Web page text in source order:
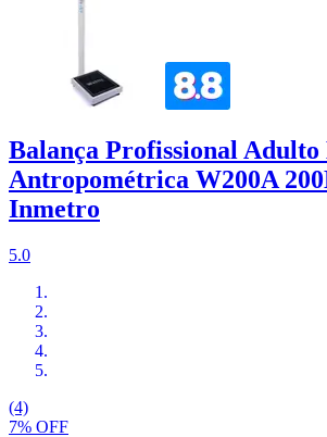
Balança Profissional
Antropométrica W200A
Inmetro
5.0
(4)
7% OFF